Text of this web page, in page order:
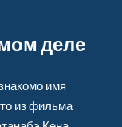
деле
имя
из фильма